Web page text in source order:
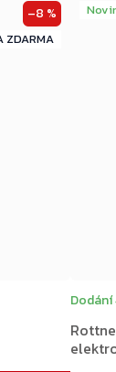
ZDARMA
–8 %